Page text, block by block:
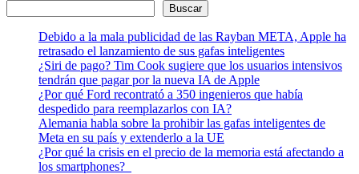
Buscar
Debido a la mala publicidad de las Rayban META, Apple ha
retrasado el lanzamiento de sus gafas inteligentes
¿Siri de pago? Tim Cook sugiere que los usuarios intensivos
tendrán que pagar por la nueva IA de Apple
¿Por qué Ford recontrató a 350 ingenieros que había
despedido para reemplazarlos con IA?
Alemania habla sobre la prohibir las gafas inteligentes de
Meta en su país y extenderlo a la UE
¿Por qué la crisis en el precio de la memoria está afectando a
los smartphones?